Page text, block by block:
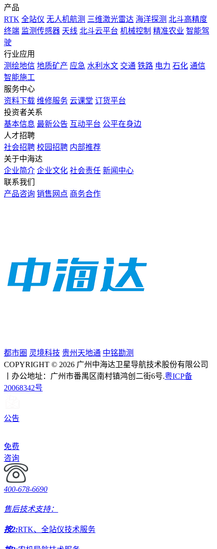
产品
RTK 全站仪 无人机航测 三维激光雷达 海洋探测 北斗高精度
终端 监测传感器 天线 北斗云平台 机械控制 精准农业 智能驾
驶
行业应用
测绘地信 地质矿产 应急 水利水文 交通 铁路 电力 石化 通信
智能施工
服务中心
资料下载 维修服务 云课堂 订货平台
投资者关系
基本信息 最新公告 互动平台 公平在身边
人才招聘
社会招聘 校园招聘 内部推荐
关于中海达
企业简介 企业文化 社会责任 新闻中心
联系我们
产品咨询 销售网点 商务合作
都市圈 灵境科技 贵州天地通 中铭勘测
COPYRIGHT © 2026 广州中海达卫星导航技术股份有限公司
丨办公地址：广州市番禺区南村镇鸿创二街6号.粤ICP备
20068342号
公告
免费
咨询
400-678-6690
售后技术支持：
按2:RTK、全站仪技术服务